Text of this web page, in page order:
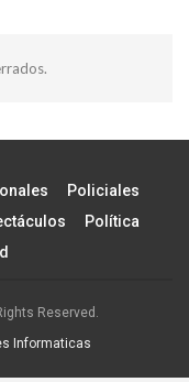
Policiales
Política
Reserved.
Informaticas